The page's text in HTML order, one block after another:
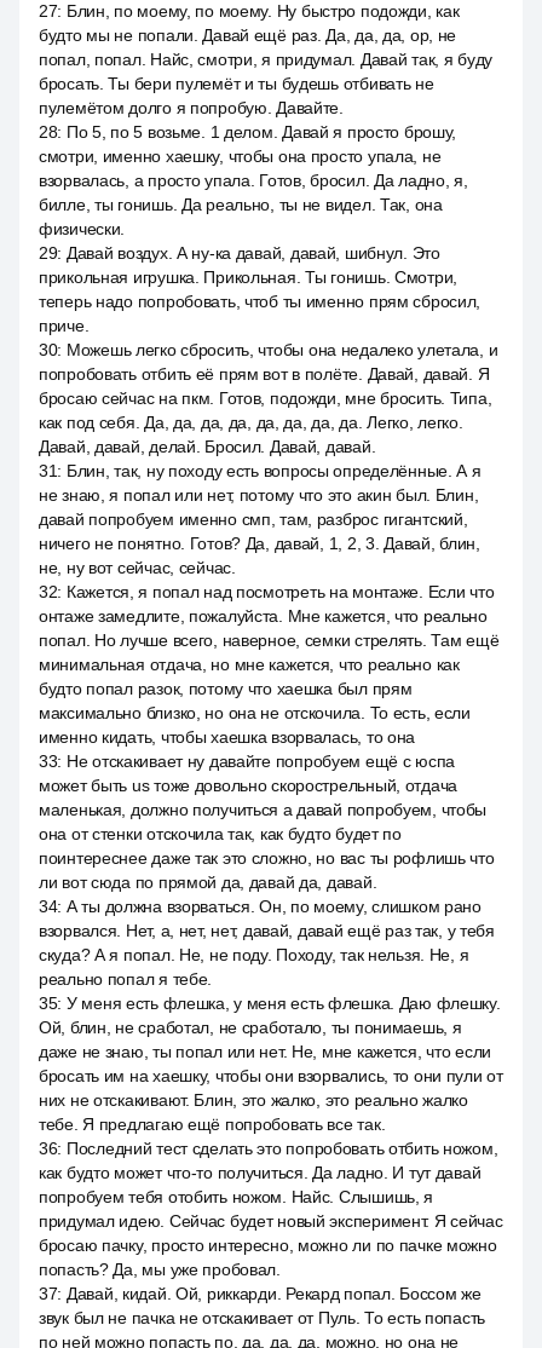
27: Блин, по моему, по моему. Ну быстро подожди, как
будто мы не попали. Давай ещё раз. Да, да, да, op, не
попал, попал. Найс, смотри, я придумал. Давай так, я буду
бросать. Ты бери пулемёт и ты будешь отбивать не
пулемётом долго я попробую. Давайте.
28: По 5, по 5 возьме. 1 делом. Давай я просто брошу,
смотри, именно хаешку, чтобы она просто упала, не
взорвалась, а просто упала. Готов, бросил. Да ладно, я,
билле, ты гонишь. Да реально, ты не видел. Так, она
физически.
29: Давай воздух. А ну-ка давай, давай, шибнул. Это
прикольная игрушка. Прикольная. Ты гонишь. Смотри,
теперь надо попробовать, чтоб ты именно прям сбросил,
приче.
30: Можешь легко сбросить, чтобы она недалеко улетала, и
попробовать отбить её прям вот в полёте. Давай, давай. Я
бросаю сейчас на пкм. Готов, подожди, мне бросить. Типа,
как под себя. Да, да, да, да, да, да, да, да. Легко, легко.
Давай, давай, делай. Бросил. Давай, давай.
31: Блин, так, ну походу есть вопросы определённые. А я
не знаю, я попал или нет, потому что это акин был. Блин,
давай попробуем именно смп, там, разброс гигантский,
ничего не понятно. Готов? Да, давай, 1, 2, 3. Давай, блин,
не, ну вот сейчас, сейчас.
32: Кажется, я попал над посмотреть на монтаже. Если что
онтаже замедлите, пожалуйста. Мне кажется, что реально
попал. Но лучше всего, наверное, семки стрелять. Там ещё
минимальная отдача, но мне кажется, что реально как
будто попал разок, потому что хаешка был прям
максимально близко, но она не отскочила. То есть, если
именно кидать, чтобы хаешка взорвалась, то она
33: Не отскакивает ну давайте попробуем ещё с юспа
может быть us тоже довольно скорострельный, отдача
маленькая, должно получиться а давай попробуем, чтобы
она от стенки отскочила так, как будто будет по
поинтереснее даже так это сложно, но вас ты рофлишь что
ли вот сюда по прямой да, давай да, давай.
34: А ты должна взорваться. Он, по моему, слишком рано
взорвался. Нет, а, нет, нет, давай, давай ещё раз так, у тебя
скуда? А я попал. Не, не поду. Походу, так нельзя. Не, я
реально попал я тебе.
35: У меня есть флешка, у меня есть флешка. Даю флешку.
Ой, блин, не сработал, не сработало, ты понимаешь, я
даже не знаю, ты попал или нет. Не, мне кажется, что если
бросать им на хаешку, чтобы они взорвались, то они пули от
них не отскакивают. Блин, это жалко, это реально жалко
тебе. Я предлагаю ещё попробовать все так.
36: Последний тест сделать это попробовать отбить ножом,
как будто может что-то получиться. Да ладно. И тут давай
попробуем тебя отобить ножом. Найс. Слышишь, я
придумал идею. Сейчас будет новый эксперимент. Я сейчас
бросаю пачку, просто интересно, можно ли по пачке можно
попасть? Да, мы уже пробовал.
37: Давай, кидай. Ой, риккарди. Рекард попал. Боссом же
звук был не пачка не отскакивает от Пуль. То есть попасть
по ней можно попасть по, да, да, да, можно, но она не